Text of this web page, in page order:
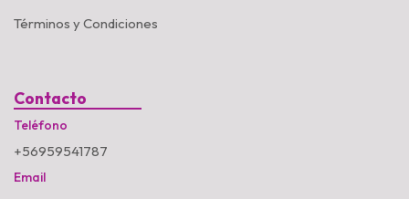
Términos y Condiciones
Contacto
Teléfono
+56959541787
Email